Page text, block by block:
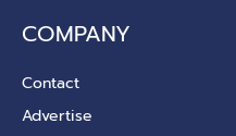
COMPANY
Contact
Advertise